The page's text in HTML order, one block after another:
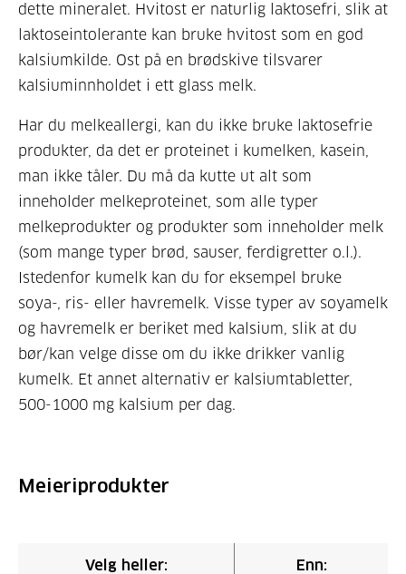
dette mineralet. Hvitost er naturlig laktosefri, slik at
laktoseintolerante kan bruke hvitost som en god
kalsiumkilde. Ost på en brødskive tilsvarer
kalsiuminnholdet i ett glass melk.
Har du melkeallergi, kan du ikke bruke laktosefrie
produkter, da det er proteinet i kumelken, kasein,
man ikke tåler. Du må da kutte ut alt som
inneholder melkeproteinet, som alle typer
melkeprodukter og produkter som inneholder melk
(som mange typer brød, sauser, ferdigretter o.l.).
Istedenfor kumelk kan du for eksempel bruke
soya-, ris- eller havremelk. Visse typer av soyamelk
og havremelk er beriket med kalsium, slik at du
bør/kan velge disse om du ikke drikker vanlig
kumelk. Et annet alternativ er kalsiumtabletter,
500-1000 mg kalsium per dag.
Meieriprodukter
Velg heller: Enn: